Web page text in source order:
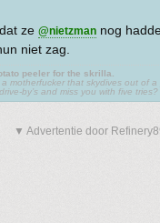
ze @nietzman nog
niet zag.
peeler for the skrilla.
a motherfucker that skydives out of
by’s and miss you with five tries?
▼ Advertentie door